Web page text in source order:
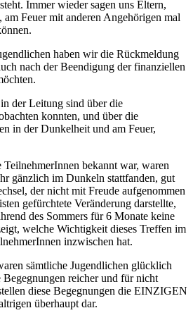
Immer wieder sagen uns Eltern,
am Feuer mit anderen Angehörigen mal
haben wir die Rückmeldung
nach der Beendigung der finanziellen
der Leitung sind über die
konnten, und über die
in der Dunkelheit und am Feuer,
bekannt war, waren
gänzlich im Dunkeln stattfanden, gut
der nicht mit Freude aufgenommen
gefürchtete Veränderung darstellte,
des Sommers für 6 Monate keine
welche Wichtigkeit dieses Treffen im
inzwischen hat.
sämtliche Jugendlichen glücklich
reicher und für nicht
diese Begegnungen die EINZIGEN
überhaupt dar.